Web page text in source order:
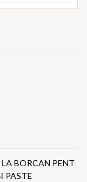
BORCAN PENT
PASTE